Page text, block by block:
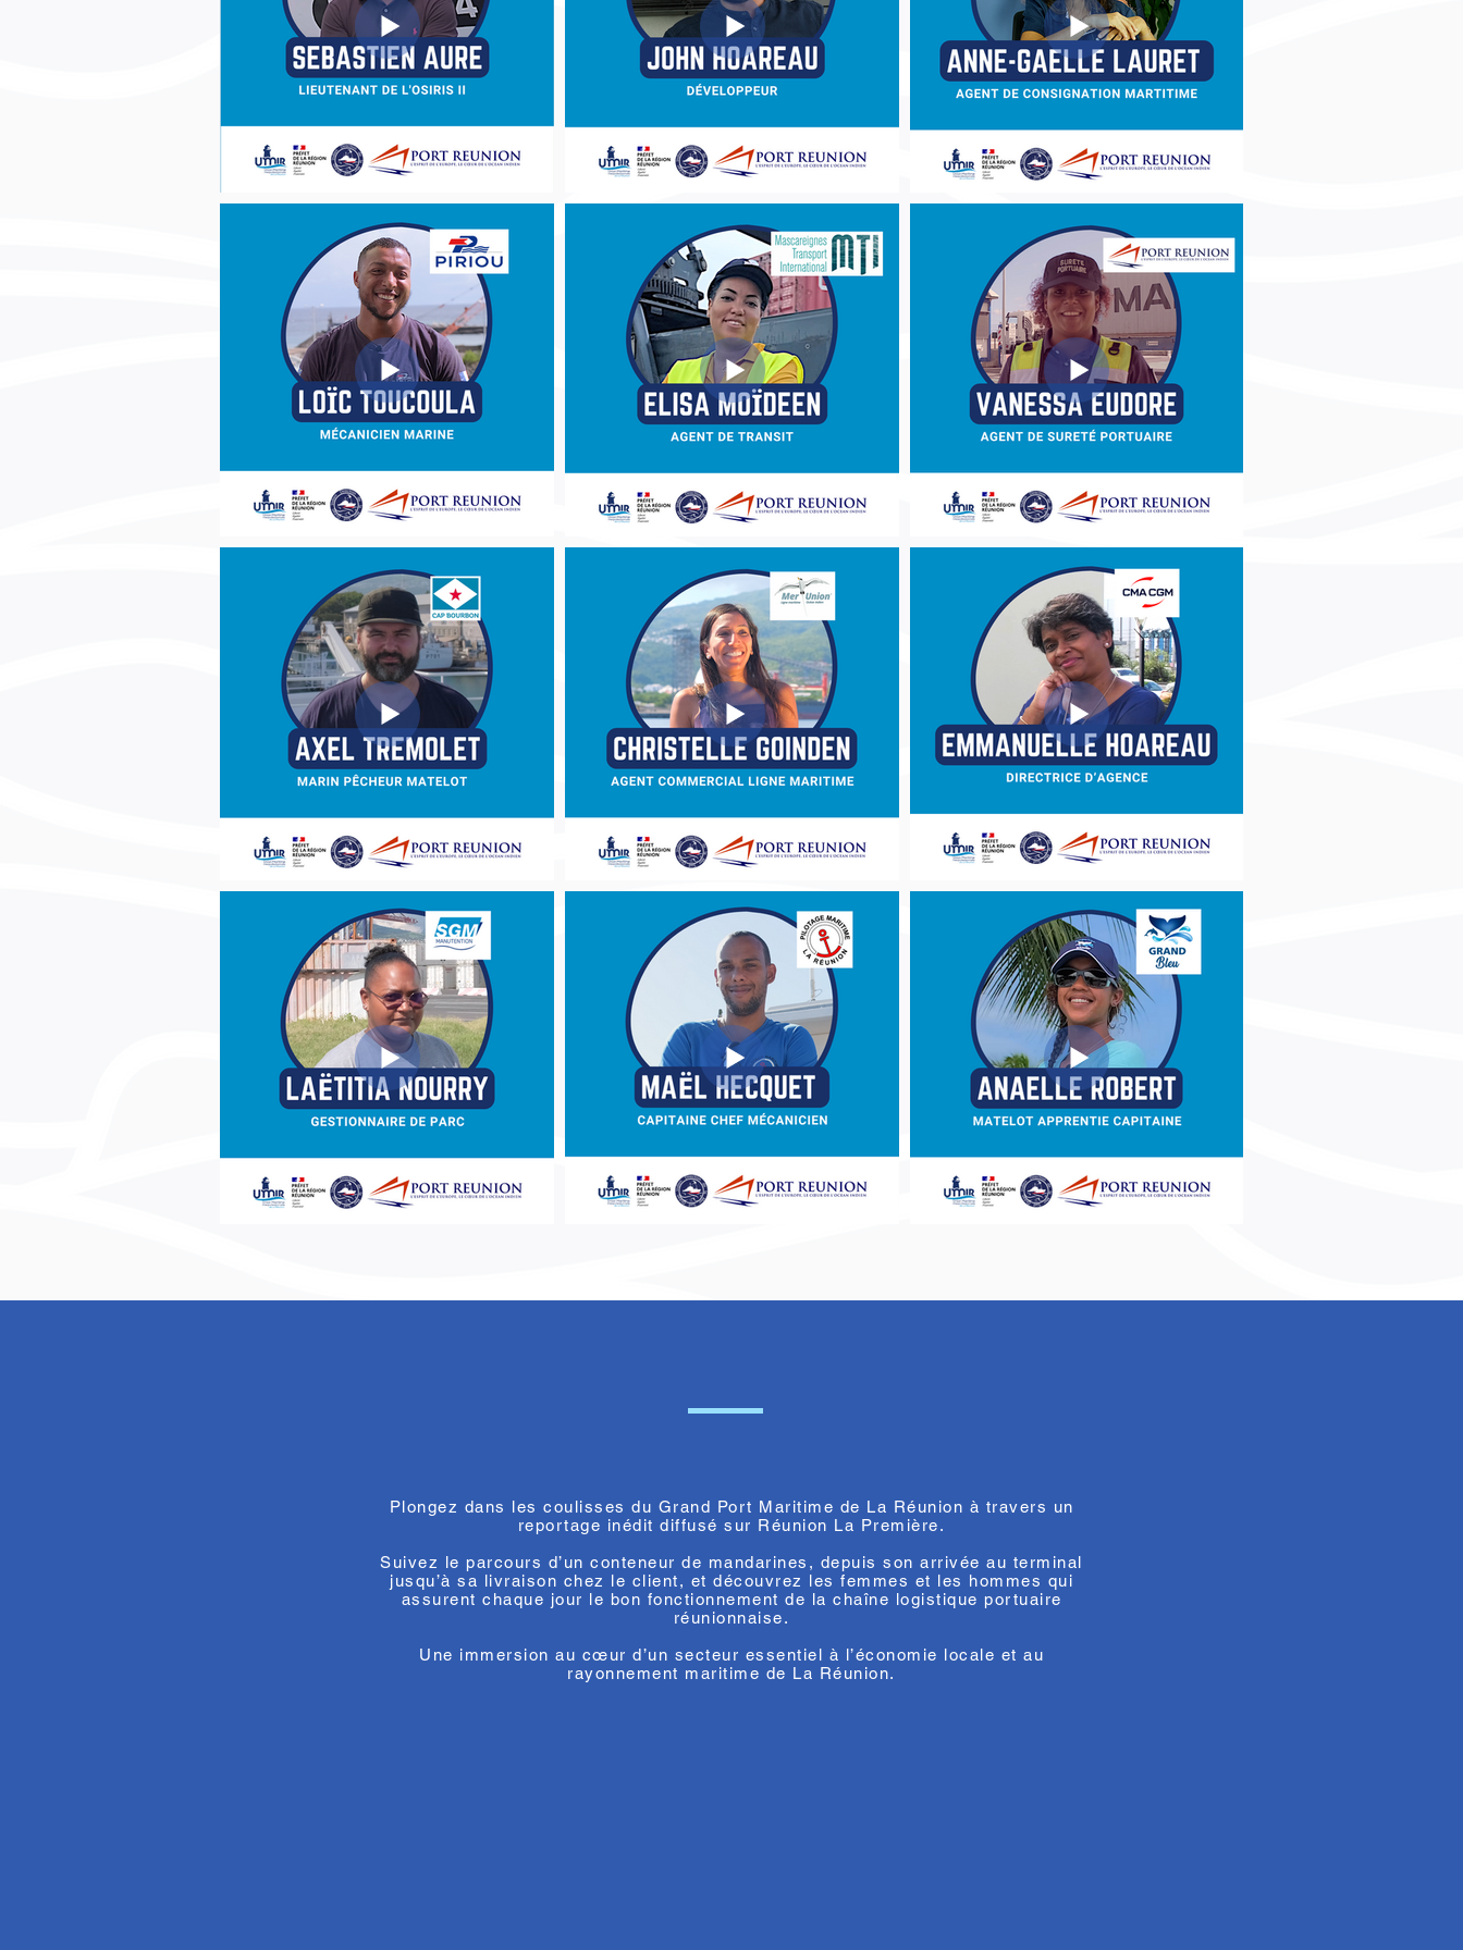
Plongez dans les coulisses du Grand Port Maritime de La Réunion à travers un
reportage inédit diffusé sur Réunion La Première.
Suivez le parcours d’un conteneur de mandarines, depuis son arrivée au terminal
jusqu’à sa livraison chez le client, et découvrez les femmes et les hommes qui
assurent chaque jour le bon fonctionnement de la chaîne logistique portuaire
réunionnaise.
Une immersion au cœur d’un secteur essentiel à l’économie locale et au
rayonnement maritime de La Réunion.